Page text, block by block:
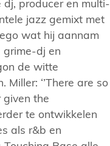
jazz gemixt met
wat hij aannam
grime-dj en
de witte
‘’There are so
the
te ontwikkelen
als r&b en